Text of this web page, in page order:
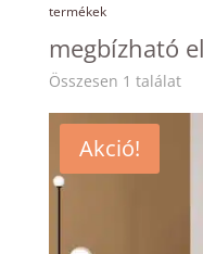
termékek
megbízható
Összesen 1 találat
Akció!